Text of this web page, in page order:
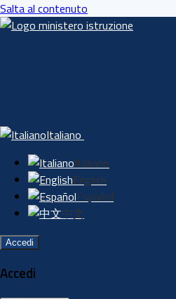
Salta al contenuto
Italiano
Italiano
English
Español
中文
Accedi
Accedi